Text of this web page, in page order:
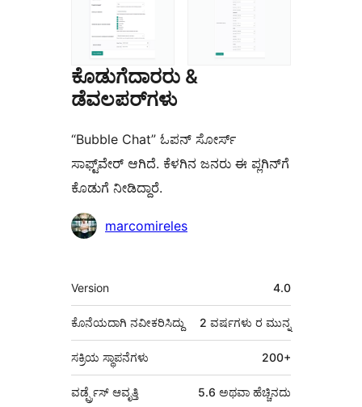
ಕೊಡುಗೆದಾರರು &
ಡೆವಲಪರ್‌ಗಳು
“Bubble Chat” ಓಪನ್ ಸೋರ್ಸ್
ಸಾಫ್ಟ್‌ವೇರ್ ಆಗಿದೆ. ಕೆಳಗಿನ ಜನರು ಈ ಪ್ಲಗಿನ್‌ಗೆ
ಕೊಡುಗೆ ನೀಡಿದ್ದಾರೆ.
ಕೊಡುಗೆದಾರರುmarcomireles
ಮೆಟಾ
Version 4.0
ಕೊನೆಯದಾಗಿ ನವೀಕರಿಸಿದ್ದು 2 ವರ್ಷಗಳು ರ ಮುನ್ನ
ಸಕ್ರಿಯ ಸ್ಥಾಪನೆಗಳು 200+
ವರ್ಡ್ಪ್ರೆಸ್ ಆವೃತ್ತಿ 5.6 ಅಥವಾ ಹೆಚ್ಚಿನದು